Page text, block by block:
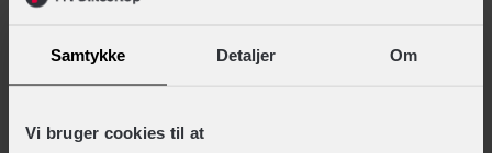
Samtykke Detaljer Om
Vi bruger cookies til at